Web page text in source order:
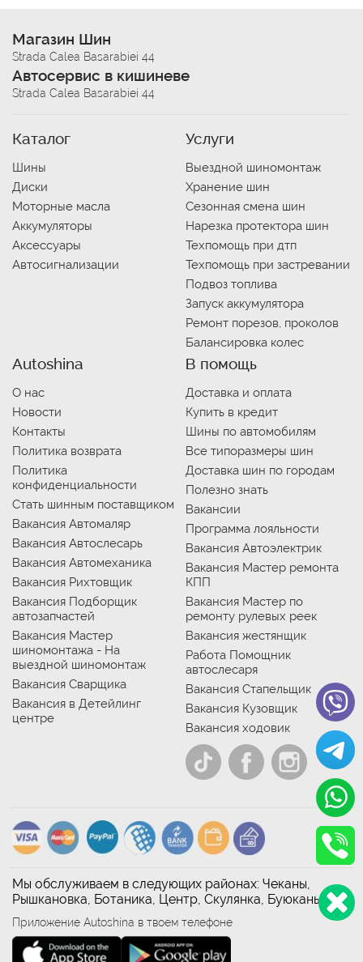
Магазин Шин
Strada Calea Basarabiei 44
Автосервис в кишиневе
Strada Calea Basarabiei 44
Каталог
Шины
Диски
Моторные масла
Аккумуляторы
Аксессуары
Автосигнализации
Услуги
Выездной шиномонтаж
Хранение шин
Сезонная смена шин
Нарезка протектора шин
Техпомощь при дтп
Техпомощь при застревании
Подвоз топлива
Запуск аккумулятора
Ремонт порезов, проколов
Балансировка колес
Autoshina
О нас
Новости
Контакты
Политика возврата
Политика
конфиденциальности
Стать шинным поставщиком
Вакансия Автомаляр
Вакансия Автослесарь
Вакансия Автомеханика
Вакансия Рихтовщик
Вакансия Подборщик
автозапчастей
Вакансия Мастер
шиномонтажа - На
выездной шиномонтаж
Вакансия Сварщика
Вакансия в Детейлинг
центре
В помощь
Доставка и оплата
Купить в кредит
Шины по автомобилям
Все типоразмеры шин
Доставка шин по городам
Полезно знать
Вакансии
Программа лояльности
Вакансия Автоэлектрик
Вакансия Мастер ремонта
КПП
Вакансия Мастер по
ремонту рулевых реек
Вакансия жестянщик
Работа Помощник
автослесаря
Вакансия Стапельщик
Вакансия Кузовщик
Вакансия ходовик
Мы обслуживаем в следующих районах: Чеканы,
Рышкановка, Ботаника, Центр, Скулянка, Буюканы
Приложение Autoshina в твоем телефоне